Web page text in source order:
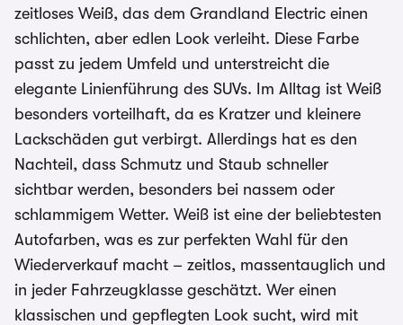
zeitloses Weiß, das dem Grandland Electric einen
schlichten, aber edlen Look verleiht. Diese Farbe
passt zu jedem Umfeld und unterstreicht die
elegante Linienführung des SUVs. Im Alltag ist Weiß
besonders vorteilhaft, da es Kratzer und kleinere
Lackschäden gut verbirgt. Allerdings hat es den
Nachteil, dass Schmutz und Staub schneller
sichtbar werden, besonders bei nassem oder
schlammigem Wetter. Weiß ist eine der beliebtesten
Autofarben, was es zur perfekten Wahl für den
Wiederverkauf macht – zeitlos, massentauglich und
in jeder Fahrzeugklasse geschätzt. Wer einen
klassischen und gepflegten Look sucht, wird mit